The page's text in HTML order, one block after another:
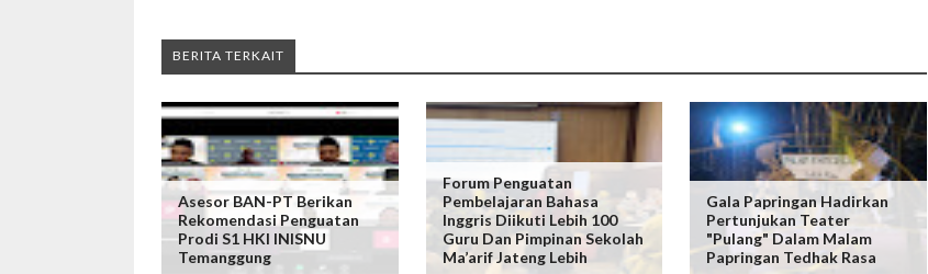
BERITA TERKAIT
Asesor BAN-PT Berikan
Rekomendasi Penguatan
Prodi S1 HKI INISNU
Temanggung
Forum Penguatan
Pembelajaran Bahasa
Inggris Diikuti Lebih 100
Guru Dan Pimpinan Sekolah
Ma’arif Jateng Lebih
Gala Papringan Hadirkan
Pertunjukan Teater
"Pulang" Dalam Malam
Papringan Tedhak Rasa